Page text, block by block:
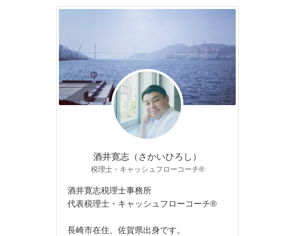
リ
酒井寛志（さかいひろし）
税理士・キャッシュフローコーチ®
酒井寛志税理士事務所
代表税理士・キャッシュフローコーチ®
長崎市在住、佐賀県出身です。